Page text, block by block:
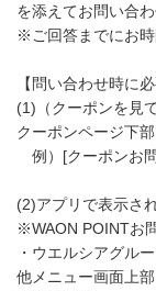
を添えてお問い合わ
※ご回答までにお時
【問い合わせ時に
(1)（クーポンを見
クーポンページ下
例）[クーポンお
(2)アプリで表示さ
※WAON POINTお
・ウエルシアグル
他メニュー画面上